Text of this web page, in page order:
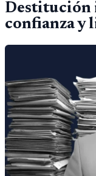
Destitución
confianza y